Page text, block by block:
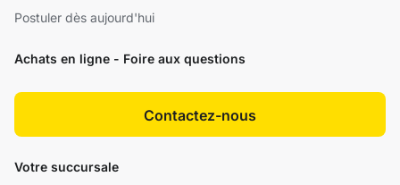
Postuler dès aujourd'hui
Achats en ligne - Foire aux questions
Contactez-nous
Votre succursale